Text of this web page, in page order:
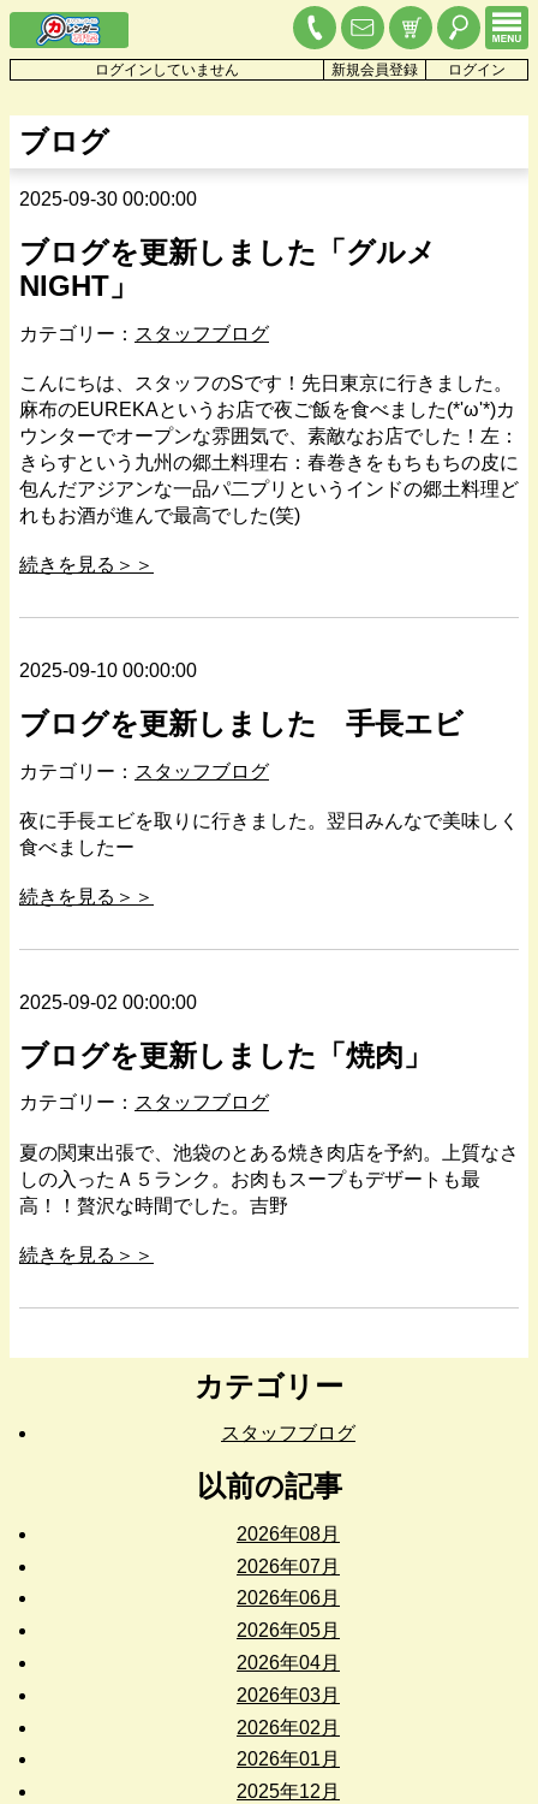
ログインしていません 新規会員登録 ログイン
ブログ
2025-09-30 00:00:00
ブログを更新しました「グルメ
NIGHT」
カテゴリー： スタッフブログ
こんにちは、スタッフのSです！先日東京に行きました。
麻布のEUREKAというお店で夜ご飯を食べました(*'ω'*)カ
ウンターでオープンな雰囲気で、素敵なお店でした！左：
きらすという九州の郷土料理右：春巻きをもちもちの皮に
包んだアジアンな一品パ二プリというインドの郷土料理ど
れもお酒が進んで最高でした(笑)
続きを見る＞＞
2025-09-10 00:00:00
ブログを更新しました 手長エビ
カテゴリー： スタッフブログ
夜に手長エビを取りに行きました。翌日みんなで美味しく
食べましたー
続きを見る＞＞
2025-09-02 00:00:00
ブログを更新しました「焼肉」
カテゴリー： スタッフブログ
夏の関東出張で、池袋のとある焼き肉店を予約。上質なさ
しの入ったＡ５ランク。お肉もスープもデザートも最
高！！贅沢な時間でした。吉野
続きを見る＞＞
カテゴリー
スタッフブログ
以前の記事
2026年08月
2026年07月
2026年06月
2026年05月
2026年04月
2026年03月
2026年02月
2026年01月
2025年12月